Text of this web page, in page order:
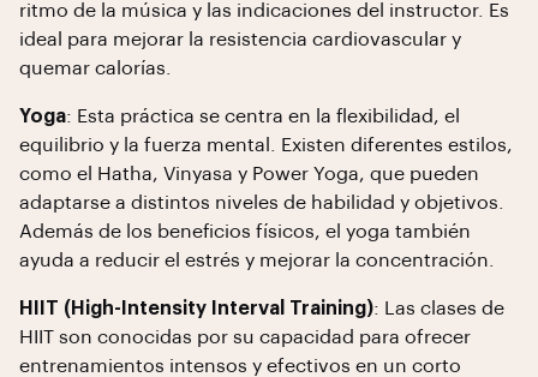
ritmo de la música y las indicaciones del instructor. Es
ideal para mejorar la resistencia cardiovascular y
quemar calorías.
Yoga: Esta práctica se centra en la flexibilidad, el
equilibrio y la fuerza mental. Existen diferentes estilos,
como el Hatha, Vinyasa y Power Yoga, que pueden
adaptarse a distintos niveles de habilidad y objetivos.
Además de los beneficios físicos, el yoga también
ayuda a reducir el estrés y mejorar la concentración.
HIIT (High-Intensity Interval Training): Las clases de
HIIT son conocidas por su capacidad para ofrecer
entrenamientos intensos y efectivos en un corto